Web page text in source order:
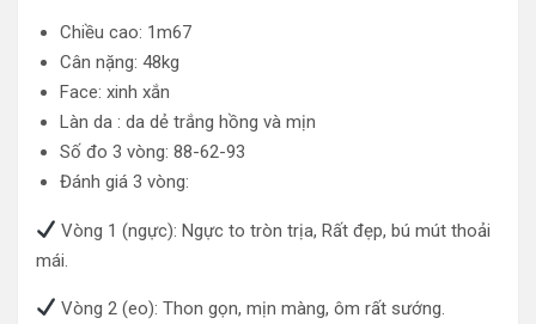
Chiều cao: 1m67
Cân nặng: 48kg
Face: xinh xắn
Làn da : da dẻ trắng hồng và mịn
Số đo 3 vòng: 88-62-93
Đánh giá 3 vòng:
Vòng 1 (ngực): Ngực to tròn trịa, Rất đẹp, bú mút thoải
mái.
Vòng 2 (eo): Thon gọn, mịn màng, ôm rất sướng.